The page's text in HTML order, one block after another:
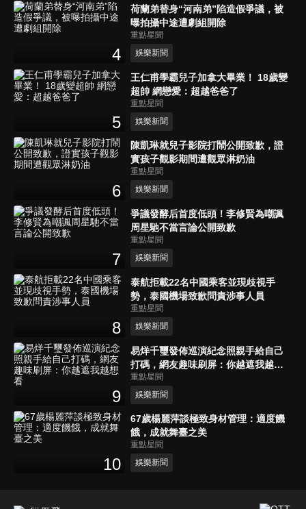
4
荷蘭弟替身“河南弟”陷造假爭議，被
曝拍攝中途遭劇組開除
重點星聞
娛樂新聞
5
王仁甫學霸兒子加拿大畢業！ 18歲變
超帥 網戀愛：超越爸爸了
重點星聞
娛樂新聞
6
陳凱琳就兒子影院打鬧公開致歉，證
實孩子觀影期間遭觀眾淋奶油
重點星聞
娛樂新聞
7
爭議發酵后首度低頭！李修賢為嘲諷
周星馳不當言論公開致歉
重點星聞
娛樂新聞
8
泰航拒載22名中國乘客並現歧視手
勢，泰國機場致歉問責涉事人員
重點星聞
娛樂新聞
9
易烊千璽發佈巡演紀念照親手給自己
打碼，網友趣味刷屏：你越遮我越想
看
重點星聞
娛樂新聞
10
67歲楊麗萍談極致身材管理：適度饑
餓，成就舞臺之美
重點星聞
娛樂新聞